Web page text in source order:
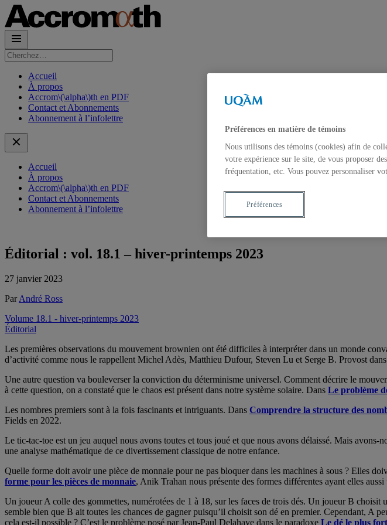
Rechercher :
Accueil
À propos
Accrom\(\alpha\)th en PDF
Contact et Abonnements
Abonnement à l’infolettre
Accueil
À propos
Accrom\(\alpha\)th en PDF
Contact et Abonnements
Abonnement à l’infolettre
Éditorial : vol. 18.1 – hiver-printemps 2023
27 janvier 2023
ParAndré Ross
Volume 18.1 - hiver-printemps 2023
Éditorial
Les premières observations du mouvement brownien ont été difficiles à interpréter dans un monde
d’activité comme nous le rappellent Michel Adès, Matthieu Dufour, Steven Lu et Serge B. Provost dans
Une autre question va bouleverser la conviction du déterminisme universel. Comment décrire le
à cette question, on a constaté que le chaos est présent dans notre système solaire. Dans Le problème
Les nombres premiers sont à la fois fascinants et intriguants. Dans Comprendre la structure des
Fields en 2022.
Le tic-tac-toe est un jeu auquel nous avons toutes et tous joué et que nous avons délaissé. Mais avons-
une analyse mathématique de ce divertissement classique de notre enfance.
Quelle forme doit avoir une pièce de monnaie pour ne pas bloquer dans les machines à sous ? Elles
forme pour les pièces de monnaie, Anik Trahan nous présente des formes différentes ayant elles
Un joueur A colle des gommettes, numérotées de 1 à 18, sur les faces de trois dés. Un joueur B
semble bien que B ait toutes les chances de gagner puisqu’il choisit son dé en premier. Cependant, A
cela est-il possible ? C’est le problème posé par Jean-Paul Delahaye dans le paradoxe Le dé le plus fort
Préférences en matière de témoins
Nous utilisons des témoins (cookies) afin de
votre expérience sur le site, de vous proposer
fréquentation, etc. Vous pouvez personnaliser
Préférences